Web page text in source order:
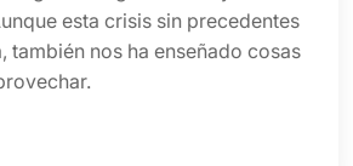
esta crisis sin precedentes
también nos ha enseñado cosas